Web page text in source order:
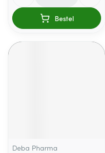
Bestel
Deba Pharma